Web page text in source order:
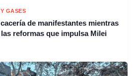
GASES
de manifestantes mientras
reformas que impulsa Milei